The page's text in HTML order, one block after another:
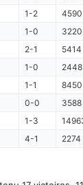
1-2
4590
1-0
3220
2-1
5414
1-0
2448
1-1
8450
0-0
3588
1-3
4-1 2274